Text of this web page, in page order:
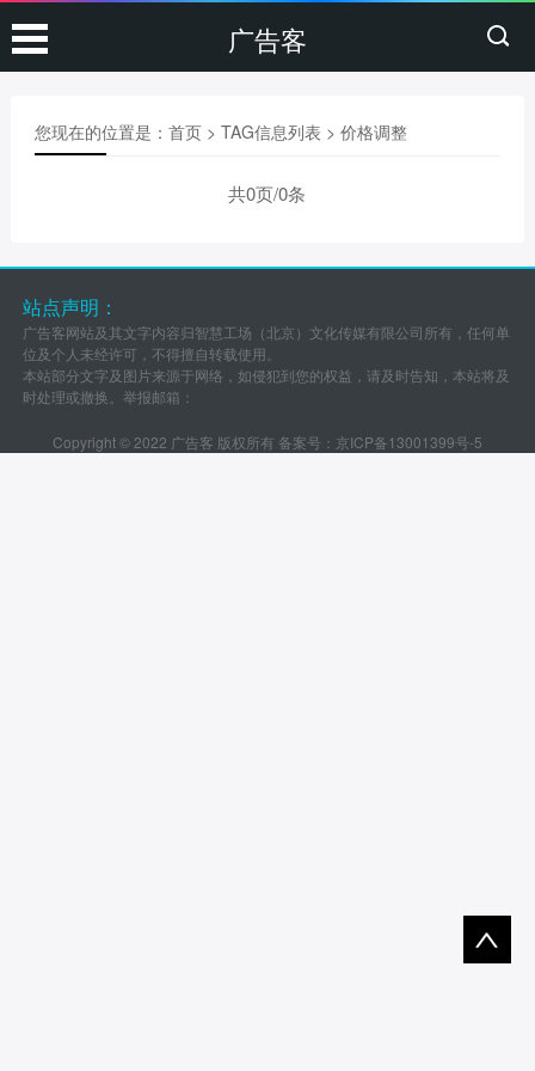
广告客
您现在的位置是： 首页> TAG信息列表 > 价格调整
共0页/0条
站点声明：
广告客网站及其文字内容归智慧工场（北京）文化传媒有限公司所有，任何单
位及个人未经许可，不得擅自转载使用。
本站部分文字及图片来源于网络，如侵犯到您的权益，请及时告知，本站将及
时处理或撤换。举报邮箱：
Copyright © 2022 广告客 版权所有 备案号： 京ICP备13001399号-5